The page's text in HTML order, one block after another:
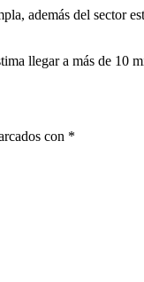
además del sector
llegar a más de 10
con *